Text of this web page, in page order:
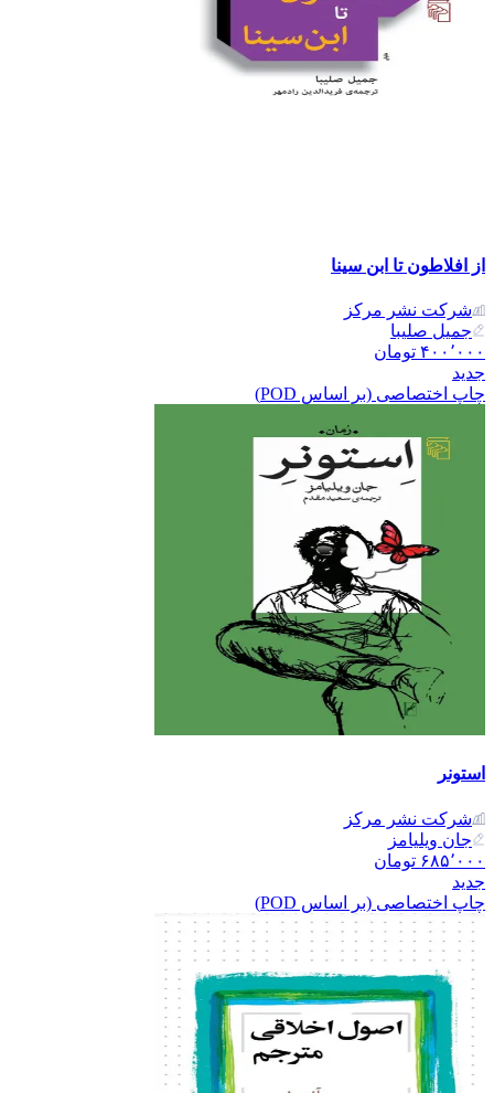
از افلاطون تا ابن سینا
شرکت نشر مرکز
جمیل صلیبا
۴۰۰٬۰۰۰ تومان
جدید
چاپ اختصاصی (بر اساس POD)
استونر
شرکت نشر مرکز
جان ویلیامز
۶۸۵٬۰۰۰ تومان
جدید
چاپ اختصاصی (بر اساس POD)